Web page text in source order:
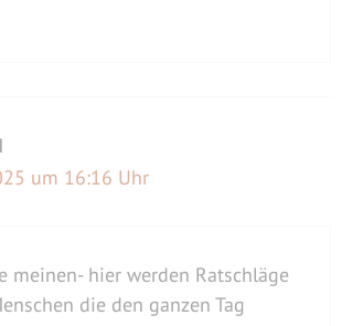
um 16:16 Uhr
meinen- hier werden Ratschläge
die den ganzen Tag